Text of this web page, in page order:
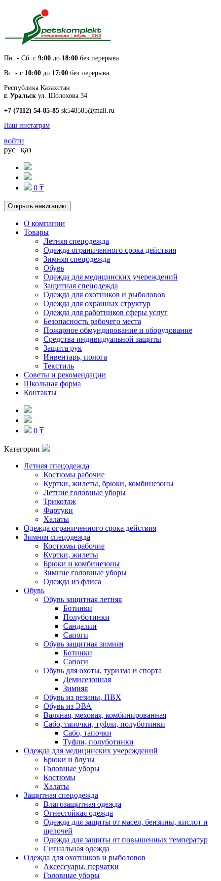
Пн. - Cб. с 9:00 до 18:00 без перерыва
Вс. - с 10:00 до 17:00 без перерыва
Республика Казахстан
г. Уральск ул. Шолохова 34
+7 (7112) 54-85-85 sk548585@mail.ru
Наш инстаграм
войти
рус | қаз
0 ₸
Открыть навигацию
О компании
Товары
Летняя спецодежда
Одежда ограниченного срока действия
Зимняя спецодежда
Обувь
Одежда для медицинских учереждений
Защитная спецодежда
Одежда для охотников и рыболовов
Одежда для охранных структур
Одежда для работников сферы услуг
Безопасность рабочего места
Пожарное обмундирование и оборудование
Средства индивидуальной защиты
Защита рук
Инвентарь, полога
Текстиль
Советы и рекомендации
Школьная форма
Контакты
0 ₸
Категории
Летняя спецодежда
Костюмы рабочие
Куртки, жилеты, брюки, комбинезоны
Летние головные уборы
Трикотаж
Фартуки
Халаты
Одежда ограниченного срока действия
Зимняя спецодежда
Костюмы рабочие
Куртки, жилеты
Брюки и комбинезоны
Зимние головные уборы
Одежда из флиса
Обувь
Обувь защитная летняя
Ботинки
Полуботинки
Сандалии
Сапоги
Обувь защитная зимняя
Ботинки
Сапоги
Обувь для охоты, туризма и спорта
Демисезонная
Зимняя
Обувь из резины, ПВХ
Обувь из ЭВА
Валяная, меховая, комбинированная
Сабо, тапочки, туфли, полуботинки
Сабо, тапочки
Туфли, полуботинки
Одежда для медицинских учереждений
Брюки и блузы
Головные уборы
Костюмы
Халаты
Защитная спецодежда
Влагозащитная одежда
Огнестойкая одежда
Одежда для защиты от масел, бензины, кислот и
щелочей
Одежда для защиты от повышенных температур
Сигнальная одежда
Одежда для охотников и рыболовов
Аксессуары, перчатки
Головные уборы